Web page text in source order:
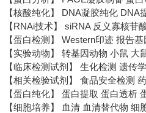
【核酸纯化】 DNA凝胶纯化 DNA
【RNAi技术】 siRNA 反义寡核苷
【蛋白检测】 Western印迹 报告
【实验动物】 转基因动物 小鼠 大
【临床检测试剂】 生化检测 遗传
【相关检验试剂】 食品安全检测
【蛋白纯化】 蛋白提取 蛋白透析
【细胞培养】 血清 血清替代物